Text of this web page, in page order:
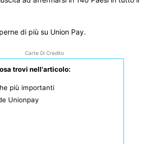
di più su Union Pay.
Carte Di Credito
trovi nell'articolo:
più importanti
Unionpay